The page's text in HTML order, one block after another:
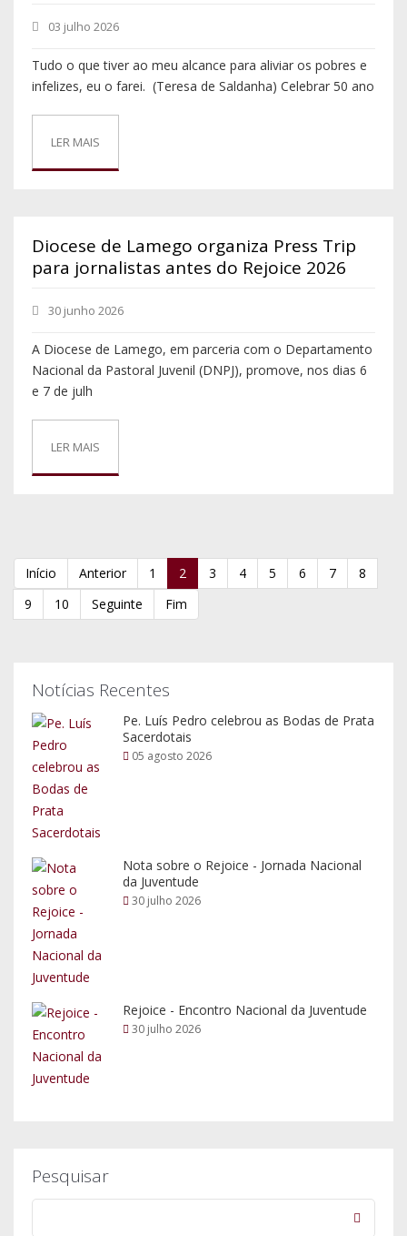
03 julho 2026
Tudo o que tiver ao meu alcance para aliviar os pobres e
infelizes, eu o farei. (Teresa de Saldanha) Celebrar 50 ano
LER MAIS
Diocese de Lamego organiza Press Trip
para jornalistas antes do Rejoice 2026
30 junho 2026
A Diocese de Lamego, em parceria com o Departamento
Nacional da Pastoral Juvenil (DNPJ), promove, nos dias 6
e 7 de julh
LER MAIS
Início Anterior 1 2 3 4 5 6 7
8
9
10 Seguinte Fim
Notícias Recentes
Pe. Luís Pedro celebrou as Bodas de Prata
Sacerdotais
05 agosto 2026
Nota sobre o Rejoice - Jornada Nacional
da Juventude
30 julho 2026
Rejoice - Encontro Nacional da Juventude
30 julho 2026
Pesquisar